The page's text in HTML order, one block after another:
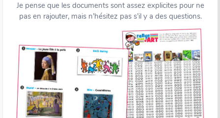
Je pense que les documents sont assez explicites pour ne
pas en rajouter, mais n’hésitez pas s’il y a des questions.